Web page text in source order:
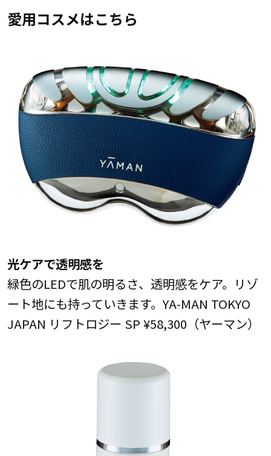
愛用コスメはこちら
光ケアで透明感を
緑色のLEDで肌の明るさ、透明感をケア。リゾ
ート地にも持っていきます。YA-MAN TOKYO
JAPAN リフトロジー SP ¥58,300（ヤーマン）